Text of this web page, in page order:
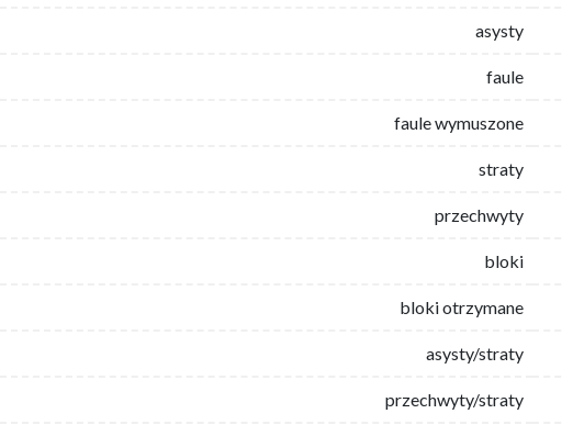
asysty
faule
faule wymuszone
straty
przechwyty
bloki
bloki otrzymane
asysty/straty
przechwyty/straty